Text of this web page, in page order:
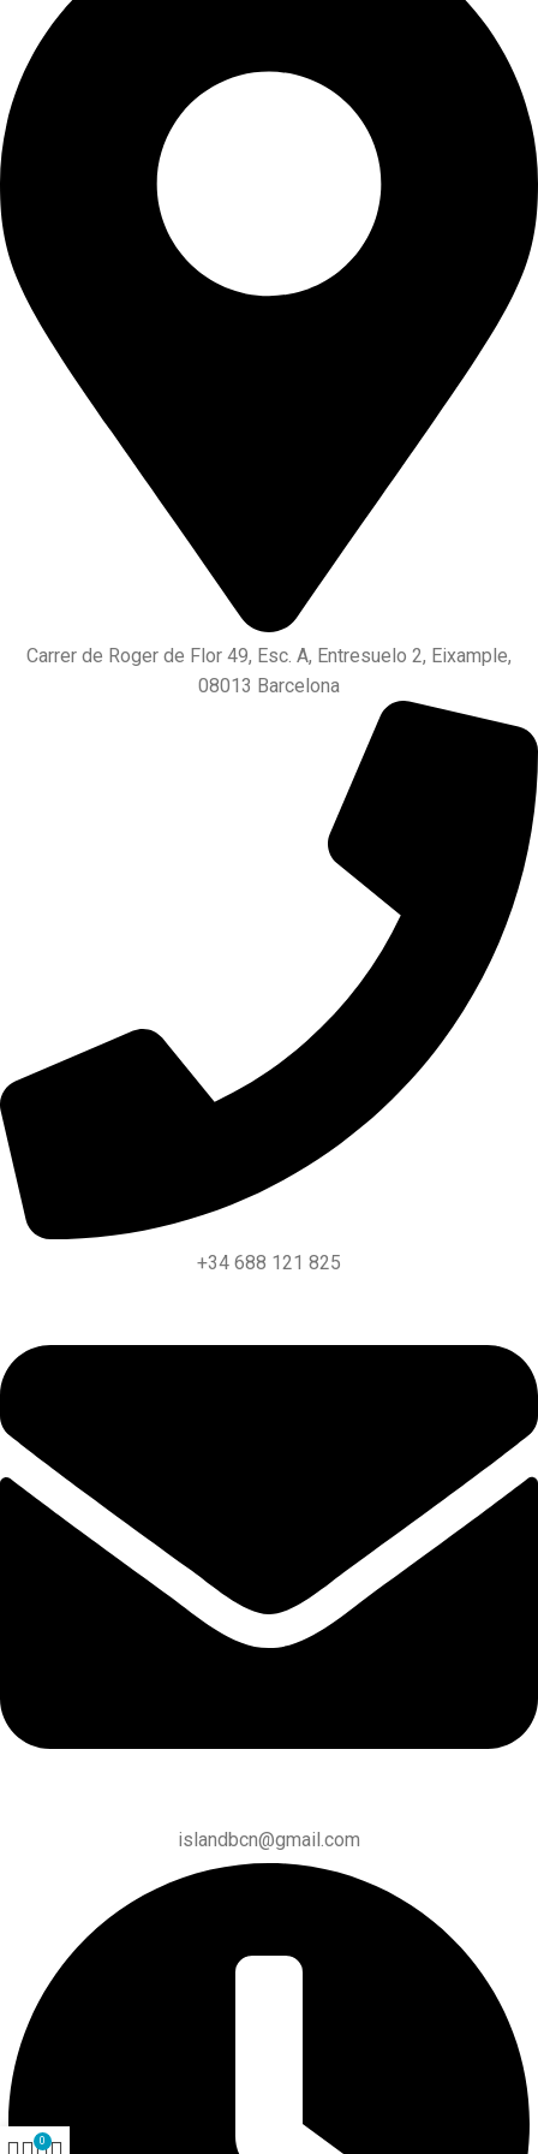
Carrer de Roger de Flor 49, Esc. A, Entresuelo 2, Eixample,
08013 Barcelona
+34 688 121 825
islandbcn@gmail.com
0